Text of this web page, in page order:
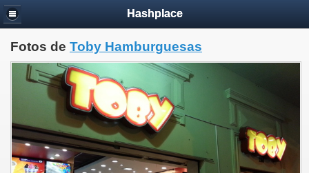
Hashplace
Fotos de Toby Hamburguesas